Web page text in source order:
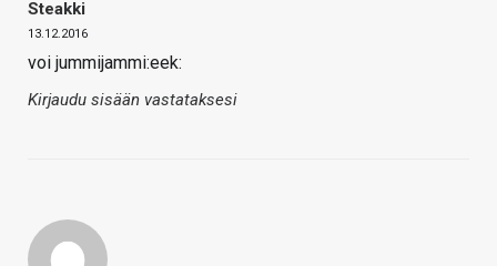
Steakki
13.12.2016
voi jummijammi:eek:
Kirjaudu sisään vastataksesi